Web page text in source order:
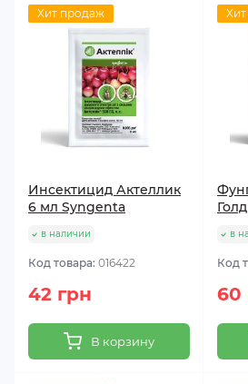
Хит продаж
Инсектицид Актеллик
6 мл Syngenta
в наличии
Код товара: 016422
42 грн
В корзину
в
Код
60